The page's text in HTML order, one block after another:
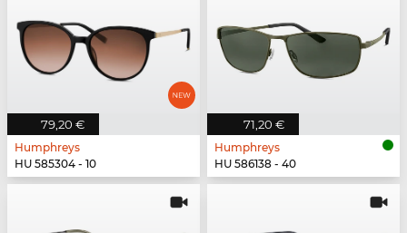
79,20 €
Humphreys
HU 585304 - 10
71,20 €
Humphreys
HU 586138 - 40